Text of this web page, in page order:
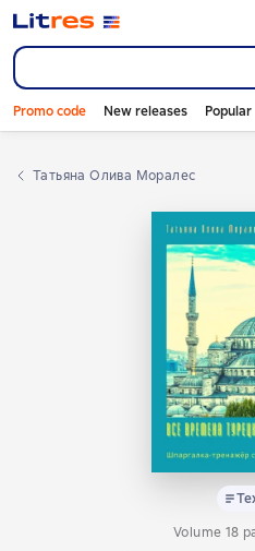
Promo code New releases Popular
Татьяна Олива Моралес
Volume 18